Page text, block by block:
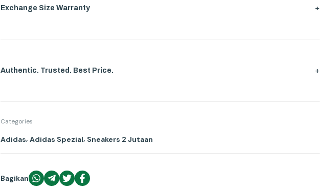
Exchange Size Warranty +
Authentic. Trusted. Best Price. +
Categories
Adidas, Adidas Spezial, Sneakers 2 Jutaan
Bagikan